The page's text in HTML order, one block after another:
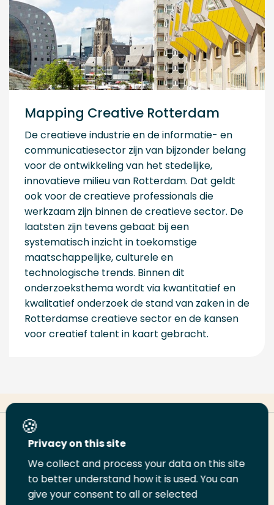
Mapping Creative Rotterdam
De creatieve industrie en de informatie- en
communicatiesector zijn van bijzonder belang
voor de ontwikkeling van het stedelijke,
innovatieve milieu van Rotterdam. Dat geldt
ook voor de creatieve professionals die
werkzaam zijn binnen de creatieve sector. De
laatsten zijn tevens gebaat bij een
systematisch inzicht in toekomstige
maatschappelijke, culturele en
technologische trends. Binnen dit
onderzoeksthema wordt via kwantitatief en
kwalitatief onderzoek de stand van zaken in de
Rotterdamse creatieve sector en de kansen
voor creatief talent in kaart gebracht.
Deel deze pagina
DeelDeelDeelEmailPrint
Privacy on this site
We collect and process your data on this site
to better understand how it is used. You can
give your consent to all or selected